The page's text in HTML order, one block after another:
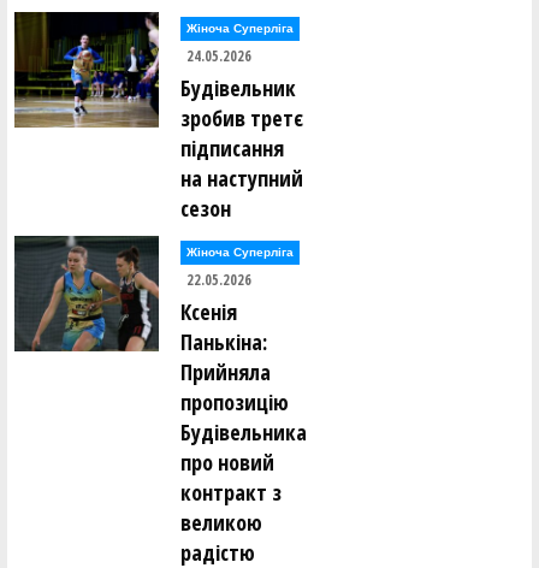
Жіноча Суперліга
24.05.2026
Будівельник
зробив третє
підписання
на наступний
сезон
Жіноча Суперліга
22.05.2026
Ксенія
Панькіна:
Прийняла
пропозицію
Будівельника
про новий
контракт з
великою
радістю